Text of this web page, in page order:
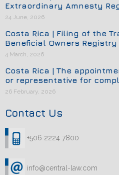
Extraordinary Amnesty
24 June, 2026
Costa Rica | Filing of the
Beneficial Owners Registry
4 March, 2026
Costa Rica | The
or representative for
26 February, 2026
Contact Us
+506 2224 7800
info@central-law.com